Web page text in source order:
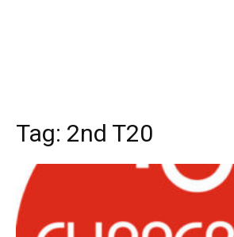
Tag: 2nd T20